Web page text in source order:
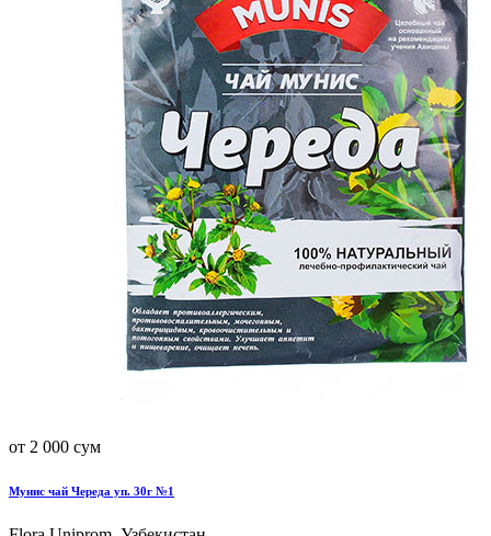
от 2 000 сум
Мунис чай Череда уп. 30г №1